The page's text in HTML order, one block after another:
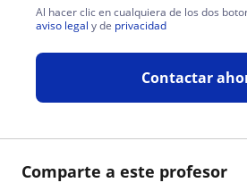
Comparte a este profesor
Al hacer clic en cualquiera de los dos
aviso legal y de privacidad
Contactar